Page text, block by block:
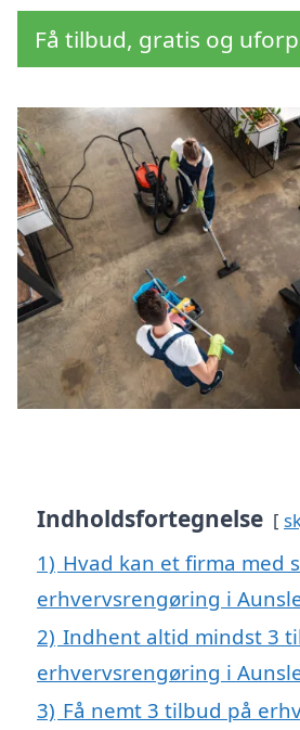
Få tilbud, gratis og
Indholdsfortegnelse
1) Hvad kan et firma med
erhvervsrengøring i
2) Indhent altid mindst 3
erhvervsrengøring i
3) Få nemt 3 tilbud på